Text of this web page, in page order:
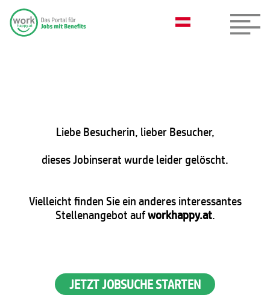
Liebe Besucherin, lieber Besucher,
dieses Jobinserat wurde leider gelöscht.
Vielleicht finden Sie ein anderes interessantes
Stellenangebot aufworkhappy.at.
JETZT JOBSUCHE STARTEN